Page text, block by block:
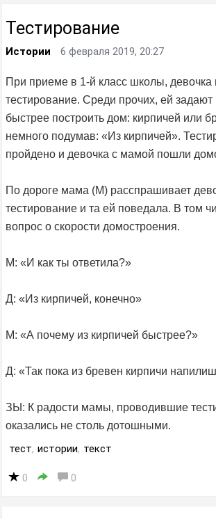
Тестирование
Истории 6 февраля 2019, 20:27
При приеме в 1-й класс школы, девочка
тестирование. Среди прочих, ей задают
быстрее построить дом: кирпичей или
немного подумав: «Из кирпичей».
пройдено и девочка с мамой пошли
По дороге мама (М) расспрашивает
тестирование и та ей поведала. В том
вопрос о скорости домостроения.
М: «И как ты ответила?»
Д: «Из кирпичей, конечно»
М: «А почему из кирпичей быстрее?»
Д: «Так пока из бревен кирпичи
ЗЫ: К радости мамы, проводившие
оказались не столь дотошными.
тест, истории, текст
0 0